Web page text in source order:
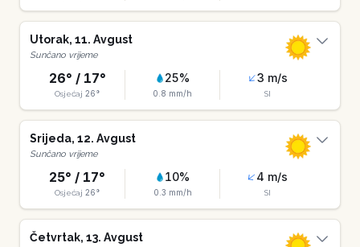
Utorak, 11. Avgust
Sunčano vrijeme
26° / 17°
Osjećaj 26°
25%
0.8 mm/h
3 m/s
SI
Srijeda, 12. Avgust
Sunčano vrijeme
25° / 17°
Osjećaj 26°
10%
0.3 mm/h
4 m/s
SI
Četvrtak, 13. Avgust